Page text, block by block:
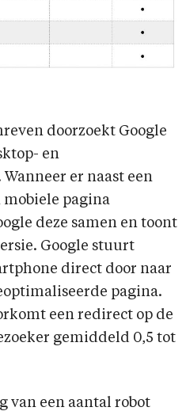
doorzoekt Google
en
er naast een
mobiele pagina
deze samen en toont
Google stuurt
direct door naar
pagina.
een redirect op de
gemiddeld 0,5 tot
van een aantal robot